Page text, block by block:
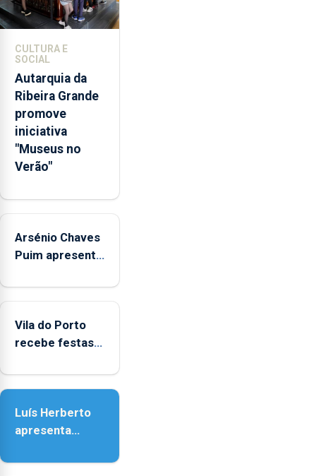
promoção
de
competências
pessoais,
emocionais
e
sociais
junto
das
crianças
CULTURA E
SOCIAL
Autarquia da
Ribeira Grande
promove
iniciativa
"Museus no
Verão"
Arsénio Chaves
Puim apresenta
Biblioteca de
Vila do Porto
recebe festas
Nossa Senhora
Luís Herberto
apresenta
Paisagem’